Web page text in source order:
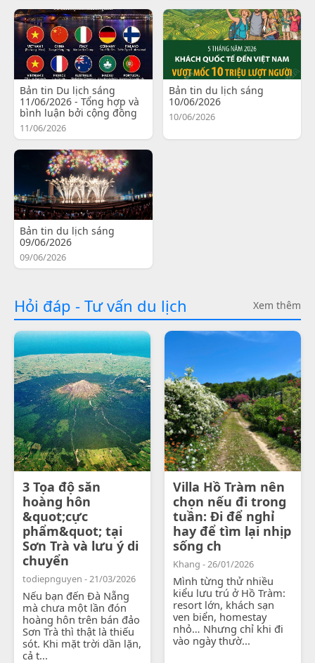
Bản tin Du lịch sáng
11/06/2026 - Tổng hợp và
bình luận bởi cộng đồng
11/06/2026
Bản tin du lịch sáng
10/06/2026
10/06/2026
Bản tin du lịch sáng
09/06/2026
09/06/2026
Hỏi đáp - Tư vấn du lịch Xem thêm
3 Tọa độ săn
hoàng hôn
&quot;cực
phẩm&quot; tại
Sơn Trà và lưu ý di
chuyển
todiepnguyen - 21/03/2026
Nếu bạn đến Đà Nẵng
mà chưa một lần đón
hoàng hôn trên bán đảo
Sơn Trà thì thật là thiếu
sót. Khi mặt trời dần lặn,
cả t...
Villa Hồ Tràm nên
chọn nếu đi trong
tuần: Đi để nghỉ
hay để tìm lại nhịp
sống ch
Khang - 26/01/2026
Mình từng thử nhiều
kiểu lưu trú ở Hồ Tràm:
resort lớn, khách sạn
ven biển, homestay
nhỏ… Nhưng chỉ khi đi
vào ngày thườ...